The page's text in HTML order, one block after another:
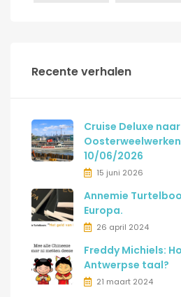
Recente verhalen
Cruise Deluxe
10/06/2026
15 juni 2026
Annemie
Europa.
26 april 2024
Freddy Michiels:
Antwerpse taal?
21 maart 2024